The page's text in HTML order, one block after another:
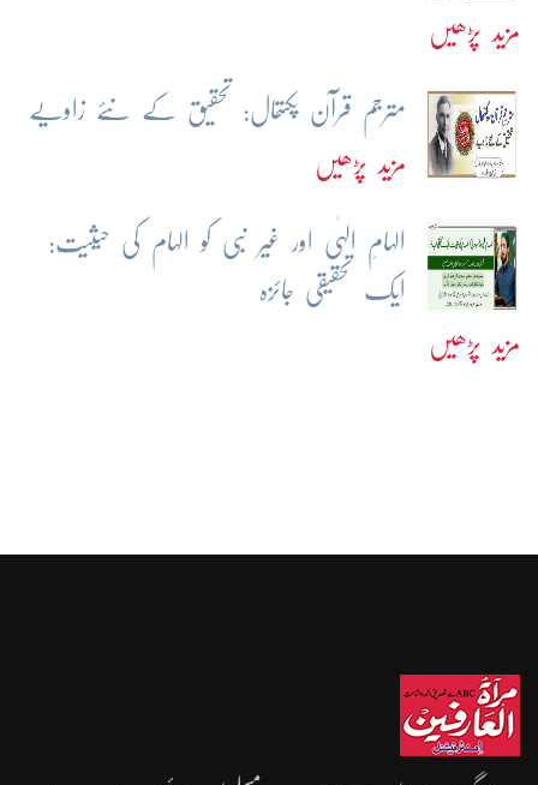
مزید پڑھیں
مترجم قرآن پکتھال: تحقیق کے نئے زاویے
مزید پڑھیں
الہامِ الہٰی اور غیر نبی کو الہام کی حیثیت:
ایک تحقیقی جائزہ
مزید پڑھیں